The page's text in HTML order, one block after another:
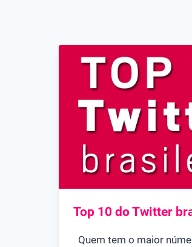
Top 10 do Twitter
Quem tem o maior